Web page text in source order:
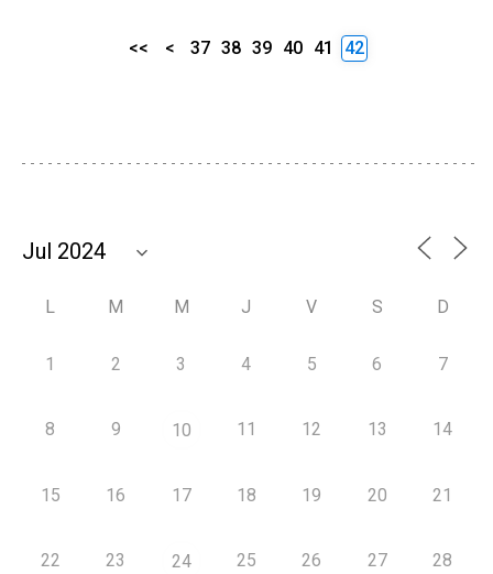
<< < 37 38 39 40 41 42
L M M J V S D
1 2 3 4 5 6 7
8 9 10 11 12 13 14
15 16 17 18 19 20 21
22 23 24 25 26 27 28